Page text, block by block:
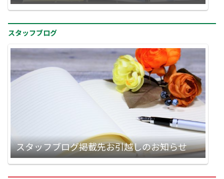
スタッフブログ
スタッフブログ掲載先お引越しのお知らせ